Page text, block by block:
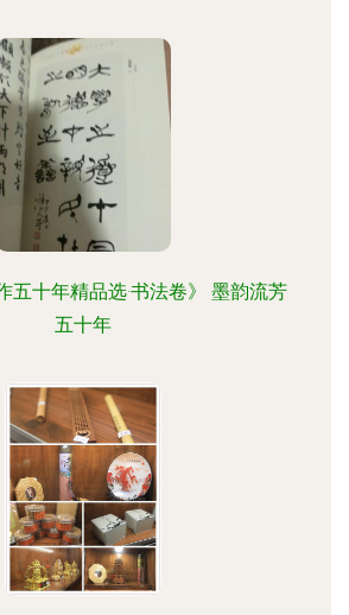
五十年精品选·书法卷》 墨韵流芳
五十年